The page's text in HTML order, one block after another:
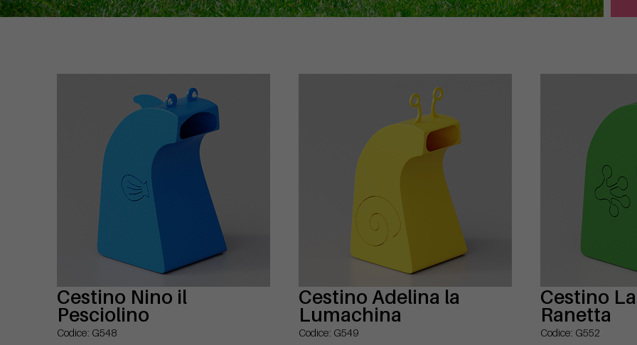
Cestino Nino il
Pesciolino
Codice: G548
Cestino Adelina la
Lumachina
Codice: G549
Cestino
Ranetta
Codice: G552